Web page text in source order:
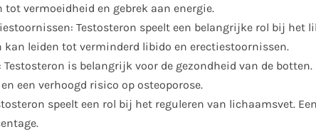
vermoeidheid en gebrek aan energie.
Testosteron speelt een belangrijke rol bij het
kan leiden tot verminderd libido en erectiestoornissen.
is belangrijk voor de gezondheid van de
een verhoogd risico op osteoporose.
speelt een rol bij het reguleren van lichaamsvet.